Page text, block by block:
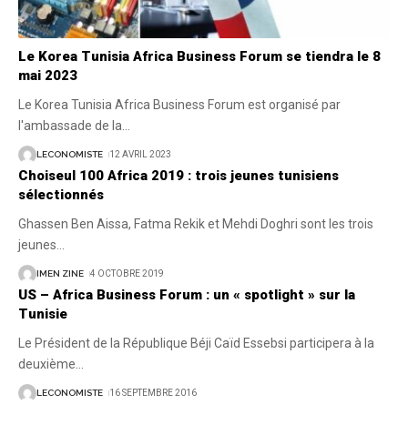
Le Korea Tunisia Africa Business Forum se tiendra le 8
mai 2023
Le Korea Tunisia Africa Business Forum est organisé par
l'ambassade de la
LECONOMISTE 12 AVRIL 2023
Choiseul 100 Africa 2019 : trois jeunes tunisiens
sélectionnés
Ghassen Ben Aissa, Fatma Rekik et Mehdi Doghri sont les trois
jeunes
IMEN ZINE 4 OCTOBRE 2019
US – Africa Business Forum : un « spotlight » sur la
Tunisie
Le Président de la République Béji Caïd Essebsi participera à la
deuxième
LECONOMISTE 16 SEPTEMBRE 2016